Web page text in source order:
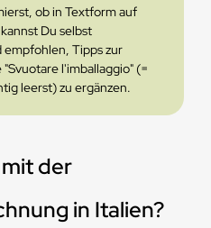
ob in Textform auf
Du selbst
Tipps zur
l'imballaggio" (=
leerst) zu ergänzen.
der
in Italien?